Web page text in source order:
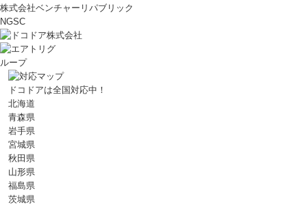
株式会社ベンチャーリパブリック
NGSC
ドコドアは全国対応中！
北海道
青森県
岩手県
宮城県
秋田県
山形県
福島県
茨城県